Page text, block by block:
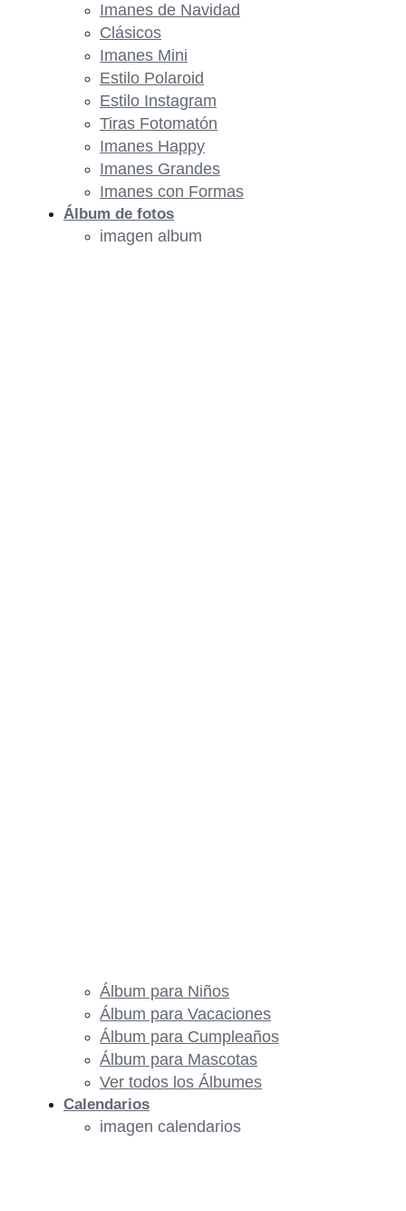
Imanes de Navidad
Clásicos
Imanes Mini
Estilo Polaroid
Estilo Instagram
Tiras Fotomatón
Imanes Happy
Imanes Grandes
Imanes con Formas
Álbum de fotos
imagen album
Álbum para Niños
Álbum para Vacaciones
Álbum para Cumpleaños
Álbum para Mascotas
Ver todos los Álbumes
Calendarios
imagen calendarios